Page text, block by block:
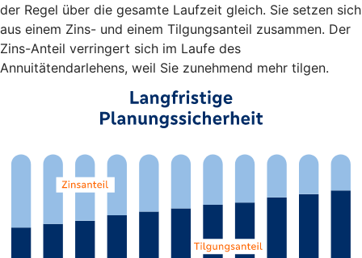
der Regel über die gesamte Laufzeit gleich. Sie setzen sich
aus einem Zins- und einem Tilgungsanteil zusammen. Der
Zins-Anteil verringert sich im Laufe des
Annuitätendarlehens, weil Sie zunehmend mehr tilgen.